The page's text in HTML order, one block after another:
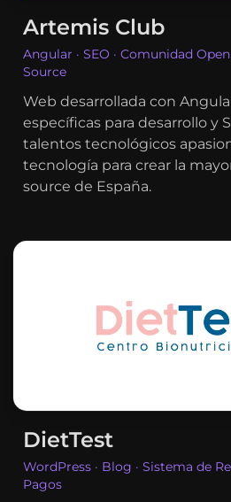
Artemis Club
Angular · SEO · Comunidad Open
Source
Web desarrollada con
específicas para desarrollo y
talentos tecnológicos
tecnología para crear la
source de España.
DietTest
WordPress · Blog · Sistema de
Pagos